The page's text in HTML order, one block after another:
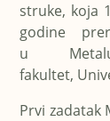
struke, koja
godine
u
fakultet,
Prvi zadatak